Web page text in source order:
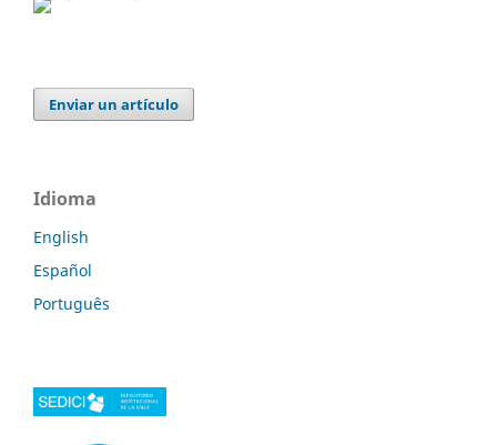
Enviar un artículo
Idioma
English
Español
Português